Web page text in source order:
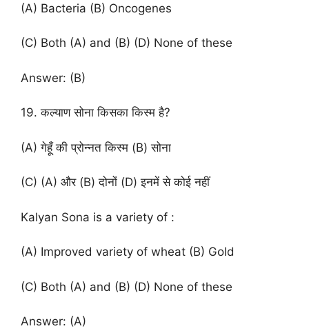
(A) Bacteria (B) Oncogenes
(C) Both (A) and (B) (D) None of these
Answer: (B)
19. कल्याण सोना किसका किस्म है?
(A) गेहूँ की प्रोन्नत किस्म (B) सोना
(C) (A) और (B) दोनों (D) इनमें से कोई नहीं
Kalyan Sona is a variety of :
(A) Improved variety of wheat (B) Gold
(C) Both (A) and (B) (D) None of these
Answer: (A)